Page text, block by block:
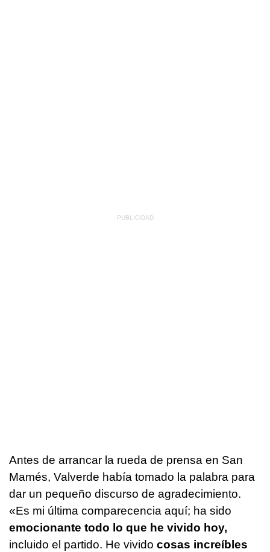
Antes de arrancar la rueda de prensa en San
Mamés, Valverde había tomado la palabra para
dar un pequeño discurso de agradecimiento.
«Es mi última comparecencia aquí; ha sido
emocionante todo lo que he vivido hoy,
incluido el partido. He vivido cosas increíbles